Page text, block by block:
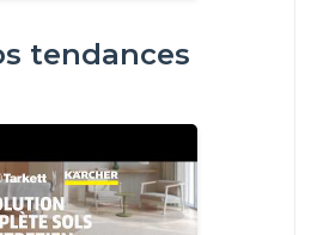
tendances